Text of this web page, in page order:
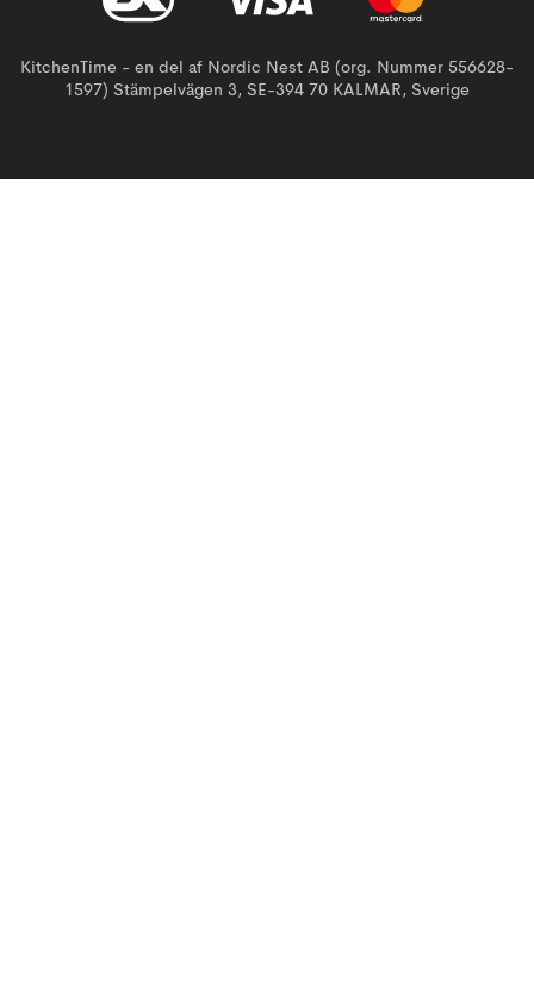
KitchenTime - en del af Nordic Nest AB (org. Nummer 556628-
1597) Stämpelvägen 3, SE-394 70 KALMAR, Sverige